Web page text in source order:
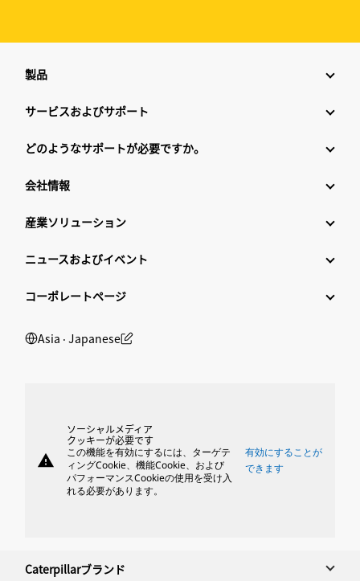
製品
サービスおよびサポート
どのようなサポートが必要ですか。
会社情報
産業ソリューション
ニュースおよびイベント
コーポレートページ
Asia ‧ Japanese
warning
ソーシャルメディア
クッキーが必要です
この機能を有効にするには、ターゲテ
ィングCookie、機能Cookie、および
パフォーマンスCookieの使用を受け入
れる必要があります。
有効にすることが
できます
Caterpillarブランド